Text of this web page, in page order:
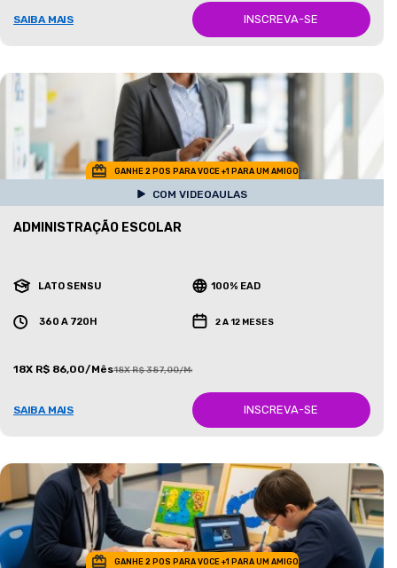
SAIBA MAIS INSCREVA-SE
GANHE 2 POS PARA VOCE +1 PARA UM AMIGO
COM VIDEOAULAS
ADMINISTRAÇÃO ESCOLAR
LATO SENSU 100% EAD
360 A 720H 2 A 12 MESES
18X R$ 86,00/Mês18X R$ 387,00/Mês
SAIBA MAIS INSCREVA-SE
GANHE 2 POS PARA VOCE +1 PARA UM AMIGO